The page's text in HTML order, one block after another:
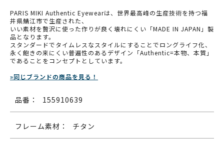
PARIS MIKI Authentic Eyewearは、世界最高峰の生産技術を持つ福
井県鯖江市で生産された、
いい素材を贅沢に使った作りが良く壊れにくい「MADE IN JAPAN」製
品となります。
スタンダードでタイムレスなスタイルにすることでロングライフ化、
永く飽きの来にくい普遍性のあるデザイン「Authentic=本物、本質」
であることをコンセプトとしています。
»同じブランドの商品を見る！
品番： 155910639
フレーム素材： チタン